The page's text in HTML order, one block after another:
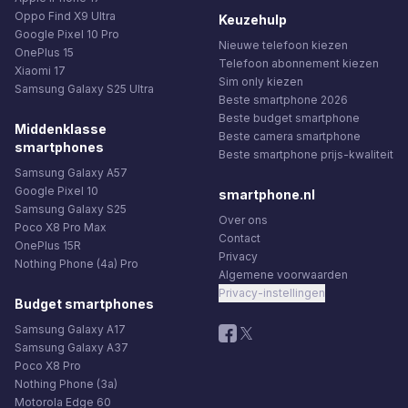
Oppo Find X9 Ultra
Google Pixel 10 Pro
OnePlus 15
Xiaomi 17
Samsung Galaxy S25 Ultra
Middenklasse
smartphones
Samsung Galaxy A57
Google Pixel 10
Samsung Galaxy S25
Poco X8 Pro Max
OnePlus 15R
Nothing Phone (4a) Pro
Budget smartphones
Samsung Galaxy A17
Samsung Galaxy A37
Poco X8 Pro
Nothing Phone (3a)
Motorola Edge 60
Keuzehulp
Nieuwe telefoon kiezen
Telefoon abonnement kiezen
Sim only kiezen
Beste smartphone 2026
Beste budget smartphone
Beste camera smartphone
Beste smartphone prijs-kwaliteit
smartphone.nl
Over ons
Contact
Privacy
Algemene voorwaarden
Privacy-instellingen